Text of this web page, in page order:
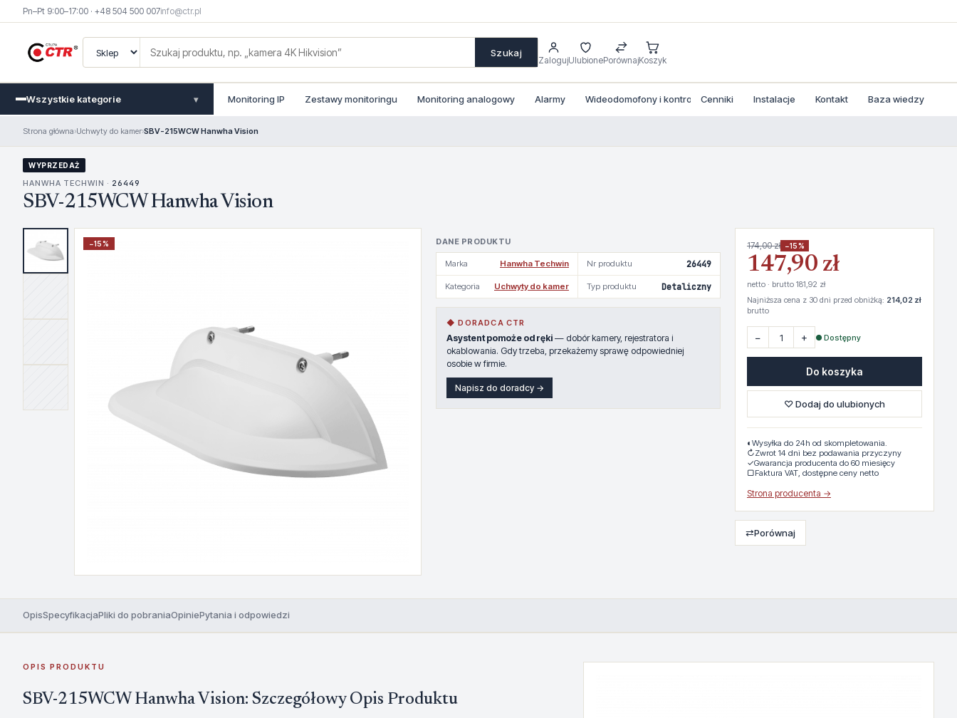
Pn–Pt 9:00–17:00 · +48 504 500 007info@ctr.pl
Szukaj
ZalogujUlubionePorównajKoszyk
Wszystkie kategorie ▾ Monitoring IP Zestawy monitoringu Monitoring analogowy Alarmy Wideodomofony i kontrola dostepu
Cenniki Instalacje Kontakt Baza wiedzy
Strona główna›Uchwyty do kamer›SBV-215WCW Hanwha Vision
WYPRZEDAŻ
HANWHA TECHWIN · 26449
SBV-215WCW Hanwha Vision
−15% DANE PRODUKTU
Marka Hanwha Techwin Nr produktu 26449
Kategoria Uchwyty do kamer Typ produktu Detaliczny
◆ DORADCA CTR
Asystent pomoże od ręki — dobór kamery, rejestratora i
okablowania. Gdy trzeba, przekażemy sprawę odpowiedniej
osobie w firmie.
Napisz do doradcy →
174,00 zł −15%
147,90 zł
netto · brutto 181,92 zł
Najniższa cena z 30 dni przed obniżką: 214,02 zł
brutto
− + ● Dostępny
Do koszyka
♡ Dodaj do ulubionych
◐ Wysyłka do 24h od skompletowania.
↻Zwrot 14 dni bez podawania przyczyny
✓Gwarancja producenta do 60 miesięcy
▢Faktura VAT, dostępne ceny netto
Strona producenta →
⇄Porównaj
OpisSpecyfikacjaPliki do pobraniaOpiniePytania i odpowiedzi
OPIS PRODUKTU
SBV-215WCW Hanwha Vision: Szczegółowy Opis Produktu